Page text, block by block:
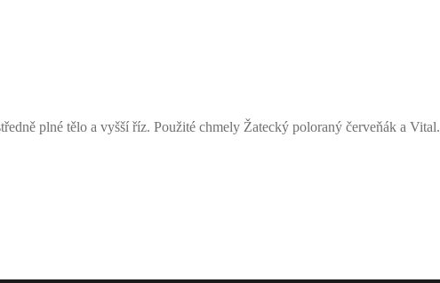
plné tělo a vyšší říz. Použité chmely Žatecký poloraný červeňák a Vital.